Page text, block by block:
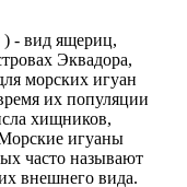
) - вид ящериц,
Эквадора,
морских игуан
их популяции
хищников,
игуаны
часто называют
внешнего вида.